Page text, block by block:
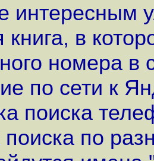
интересным
книга, в
номера в
по сети к
поиска
поиска по